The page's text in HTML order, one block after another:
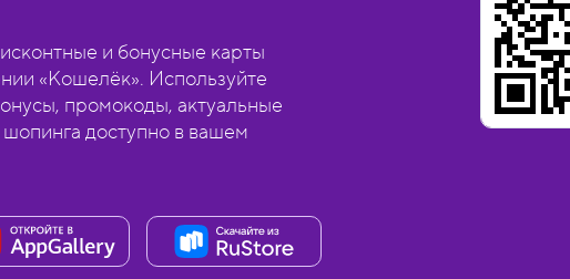
и бонусные карты
«Кошелёк». Используйте
промокоды, актуальные
доступно в вашем